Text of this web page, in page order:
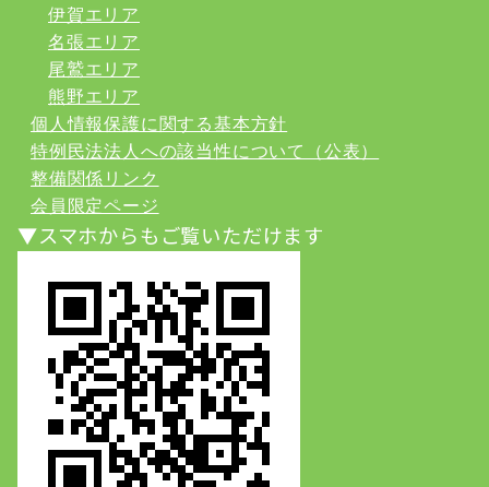
伊賀エリア
名張エリア
尾鷲エリア
熊野エリア
個人情報保護に関する基本方針
特例民法法人への該当性について（公表）
整備関係リンク
会員限定ページ
▼スマホからもご覧いただけます